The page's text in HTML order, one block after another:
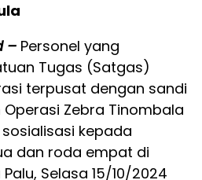
– Personel yang
Tugas (Satgas)
terpusat dengan sandi
Zebra Tinombala
kepada
dan roda empat di
Selasa 15/10/2024